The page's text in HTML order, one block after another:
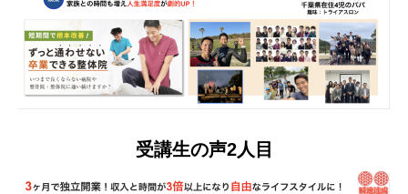
受講生の声2人目